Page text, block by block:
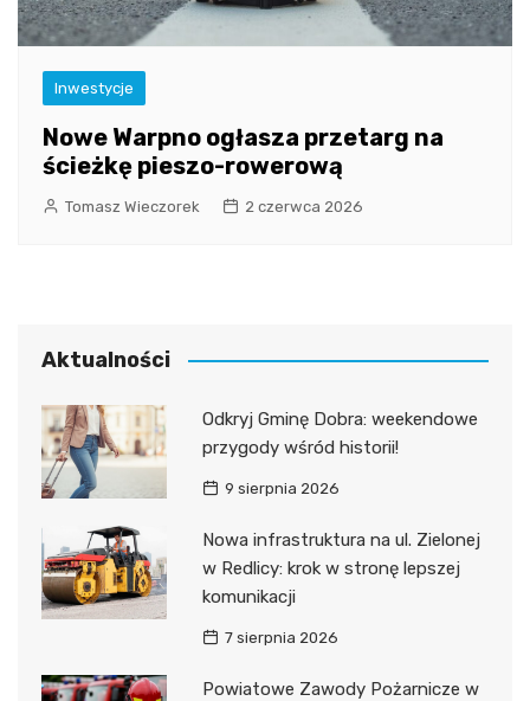
Inwestycje
Nowe Warpno ogłasza przetarg na
ścieżkę pieszo-rowerową
Tomasz Wieczorek 2 czerwca 2026
Aktualności
Odkryj Gminę Dobra: weekendowe
przygody wśród historii!
9 sierpnia 2026
Nowa infrastruktura na ul. Zielonej
w Redlicy: krok w stronę lepszej
komunikacji
7 sierpnia 2026
Powiatowe Zawody Pożarnicze w